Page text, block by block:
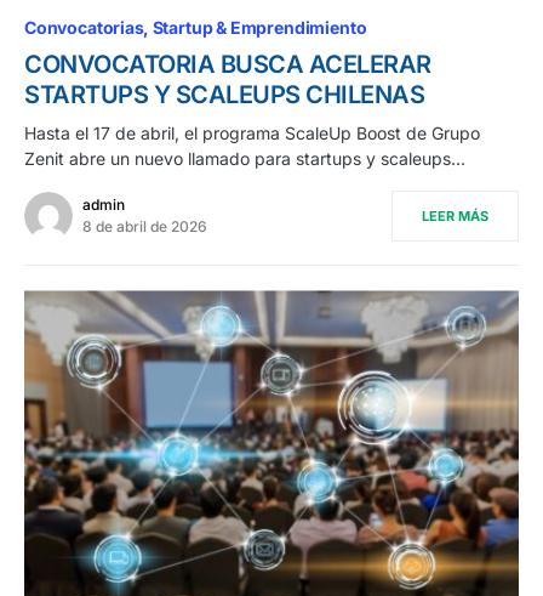
Convocatorias Startup & Emprendimiento
CONVOCATORIA BUSCA ACELERAR
STARTUPS Y SCALEUPS CHILENAS
Hasta el 17 de abril, el programa ScaleUp Boost de Grupo
Zenit abre un nuevo llamado para startups y scaleups…
admin
8 de abril de 2026
LEER MÁS